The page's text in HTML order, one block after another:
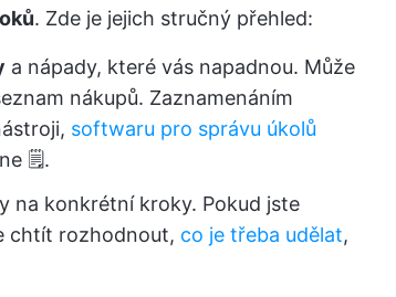
. Zde je jejich stručný přehled:
a nápady, které vás napadnou. Může
nákupů. Zaznamenáním
softwaru pro správu úkolů
🗒️.
na konkrétní kroky. Pokud jste
chtít rozhodnout, co je třeba udělat,